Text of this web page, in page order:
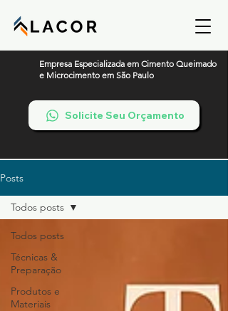
Empresa Especializada em Cimento Queimado
e Microcimento em São Paulo
Solicite Seu Orçamento
Posts
Todos posts
Técnicas &
Preparação
Produtos e
Materiais
Todos posts